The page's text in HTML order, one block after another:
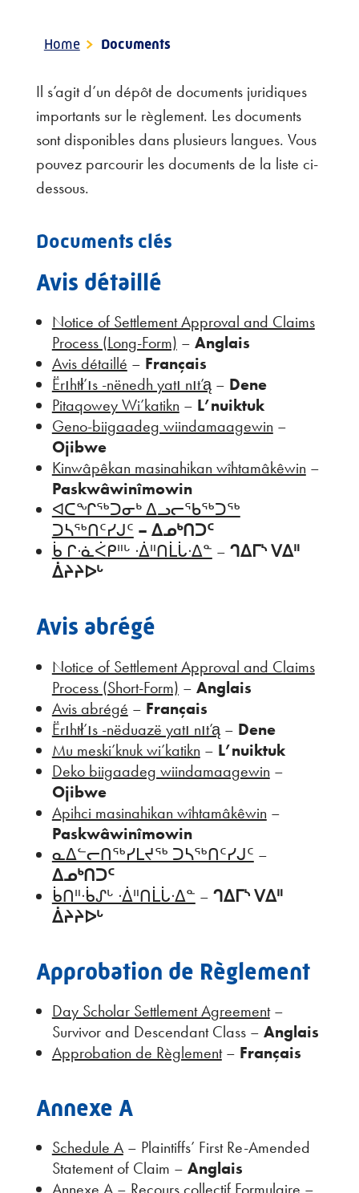
Home > Documents
Il s’agit d’un dépôt de documents juridiques
importants sur le règlement. Les documents
sont disponibles dans plusieurs langues. Vous
pouvez parcourir les documents de la liste ci-
dessous.
Documents clés
Avis détaillé
Notice of Settlement Approval and Claims
Process (Long-Form) – Anglais
Avis détaillé – Français
Ërıhtł’ıs -nënedh yatı nıt’ą– Dene
Pitaqowey Wi’katikn – L’nuiktuk
Geno-biigaadeg wiindamaagewin –
Ojibwe
Kinwâpêkan masinahikan wîhtamâkêwin –
Paskwâwinîmowin
ᐊᑕᖏᖅᑐᓂᒃ ᐃᓗᓕᖃᖅᑐᖅ
ᑐᓴᖅᑎᑦᓯᒍᑦ – ᐃᓄᒃᑎᑐᑦ
ᑳ ᒋᐧᓈᐹᑭᐦᒡ ᐧᐄᐦᑎᒫᒑᐧᐃᓐ – ᒉᐃᒥᔅ ᐯᐃᐦ
ᐄᔨᔨᐅᒡ
Avis abrégé
Notice of Settlement Approval and Claims
Process (Short-Form) – Anglais
Avis abrégé – Français
Ërıhtł’ıs -nëduazë yatı nıt’ą– Dene
Mu meski’knuk wi’katikn – L’nuiktuk
Deko biigaadeg wiindamaagewin –
Ojibwe
Apihci masinahikan wîhtamâkêwin –
Paskwâwinîmowin
ᓇᐃᓪᓕᑎᖅᓯᒪᔪᖅ ᑐᓴᖅᑎᑦᓯᒍᑦ –
ᐃᓄᒃᑎᑐᑦ
ᑳᑎᐦᐧᑳᔑᒡ ᐧᐄᐦᑎᒫᒑᐧᐃᓐ – ᒉᐃᒥᔅ ᐯᐃᐦ
ᐄᔨᔨᐅᒡ
Approbation de Règlement
Day Scholar Settlement Agreement–
Survivor and Descendant Class – Anglais
Approbation de Règlement– Français
Annexe A
Schedule A– Plaintiffs’ First Re-Amended
Statement of Claim – Anglais